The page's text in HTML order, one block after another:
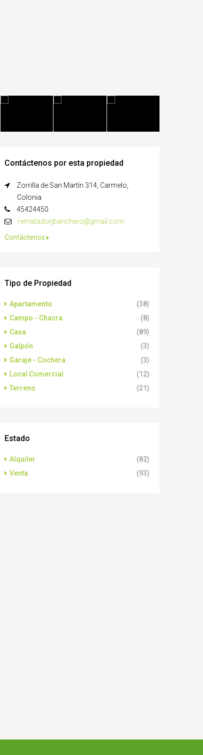
Contáctenos por esta propiedad
Zorrilla de San Martín 314, Carmelo,
Colonia
45424450
rematadorjbanchero@gmail.com
Contáctenos
Tipo de Propiedad
Apartamento
(38)
Campo - Chacra
(8)
Casa
(89)
Galpón
(3)
Garaje - Cochera
(3)
Local Comercial
(12)
Terreno
(21)
Estado
Alquiler
(82)
Venta
(93)